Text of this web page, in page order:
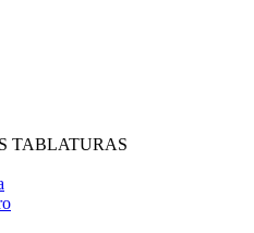
TABLATURAS